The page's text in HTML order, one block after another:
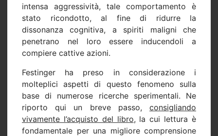
intensa aggressività, tale comportamento è
stato ricondotto, al fine di ridurre la
dissonanza cognitiva, a spiriti maligni che
penetrano nel loro essere inducendoli a
compiere cattive azioni.
Festinger ha preso in considerazione i
molteplici aspetti di questo fenomeno sulla
base di numerose ricerche sperimentali. Ne
riporto qui un breve passo, consigliando
vivamente l’acquisto del libro, la cui lettura è
fondamentale per una migliore comprensione